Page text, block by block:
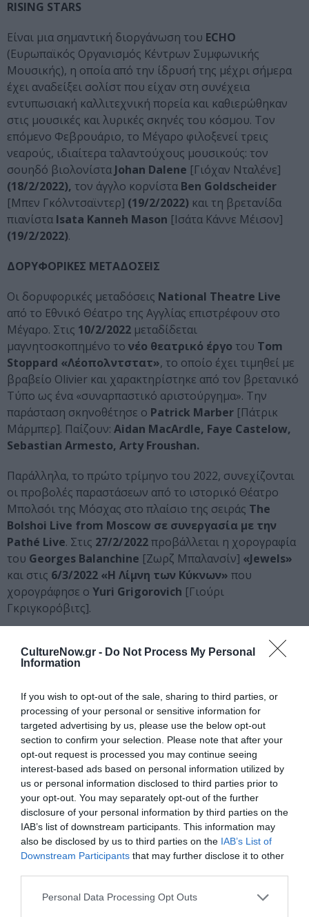
CultureNow.gr - Do Not Process My Personal
Information
If you wish to opt-out of the sale, sharing to third parties, or
processing of your personal or sensitive information for
targeted advertising by us, please use the below opt-out
section to confirm your selection. Please note that after your
opt-out request is processed you may continue seeing
interest-based ads based on personal information utilized by
us or personal information disclosed to third parties prior to
your opt-out. You may separately opt-out of the further
disclosure of your personal information by third parties on the
IAB’s list of downstream participants. This information may
also be disclosed by us to third parties on the IAB’s List of
Downstream Participants that may further disclose it to other
Personal Data Processing Opt Outs
RISING STARS
Είναι μια σημαντική διοργάνωση του ΕCHO
(Ευρωπαϊκός Οργανισμός Κέντρων Συμφωνικής
Μουσικής), η οποία από την ίδρυσή της μέχρι σήμερα
έχει αναδείξει σολίστ που είχαν στη συνέχεια
εντυπωσιακή καλλιτεχνική πορεία και καθιερώθηκαν
στις μουσικές και λυρικές σκηνές του κόσμου. Τον
επόμενο Φεβρουάριο, το Μέγαρο φιλοξενεί τρεις
νεαρούς, ιδιαίτερα ταλαντούχους μουσικούς: τον
σουηδό βιολονίστα Johan Dalene [Γιόχαν Νταλένε]
(18/2/2022), τον άγγλο κορνίστα Ben Goldscheider
[Μπεν Γκόλντσαϊντερ] (19/2/2022) και τη βρετανίδα
πιανίστα Isata Kanneh Mason [Ισάτα Κάννε Μέισον]
(19/2/2022).
ΔΟΡΥΦΟΡΙΚΕΣ ΜΕΤΑΔΟΣΕΙΣ
Oι δορυφορικές μεταδόσεις National Theatre Live
από το Εθνικό Θέατρο της Αγγλίας επιστρέφουν στο
Μέγαρο. Στις 10/2/2022 μεταδίδεται
μαγνητοσκοπημένο το νέο θεατρικό έργο του Tom
Stoppard «Λέοπολντστατ», το οποίο έχει τιμηθεί με
βραβείο Olivier και χαρακτηρίστηκε από τον βρετανικό
Τύπο ως ένα «συναρπαστικό αριστούργημα». Την
παράσταση σκηνοθέτησε ο Patrick Marber [Πάτρικ
Μάρμπερ]. Παίζουν: Aidan MacArdle, Faye Castelow,
Sebastian Armesto, Arty Froushan.
Παράλληλα, το πρώτο τρίμηνο του 2022, συνεχίζονται
οι προβολές παραστάσεων από το ιστορικό Θέατρο
Μπολσόι της Μόσχας στο πλαίσιο της σειράς The
Bolshoi Live from Moscow σε συνεργασία με την
Pathé Live. Στις 27/2/2022προβάλλεται η χορογραφία
του Georges Balanchine [Ζωρζ Μπαλανσίν] «Jewels»
και στις 6/3/2022 «Η Λίμνη των Κύκνων» που
χορογράφησε ο Yuri Grigorovich [Γιούρι
Γκριγκορόβιτς].
Εμπλουτισμένες και ανανεωμένες, οι
Μαραγκόπουλος) εξακολουθούν να διασχίζουν τα
σύνορα των μουσικών πολιτισμών, των τεχνών και της
τεχνολογίας.
ΟιΑνοιχτές Πλατφόρμες , πλήρως αναβαθμισμένες,
συνεχίζουν την πορεία τους με ακροάσεις
διαδικτυακές και με φυσική παρουσία,σε συνεργασία
με την Ένωση Δικαιούχων Έργων Μουσικής (ΕΔΕΜ)
ανοίγοντας το φάσμα της δεκτικότητάς τους σε έλληνες
μουσικούς από την Ελλάδα και το εξωτερικό καθώς και
σε αλλοδαπούς μουσικούς που ζουν μόνιμα στην
Ελλάδα.Καταληκτική ημερομηνία υποβολής
αιτήσεων: 14/2/2022.